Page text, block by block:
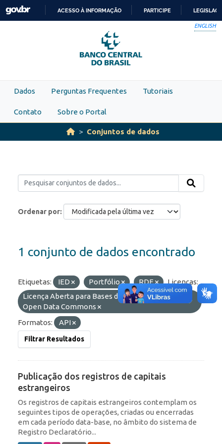
Skip to main content
PARA
O
CONTEÚDO
ACESSO À INFORMAÇÃO PARTICIPE
ENGLISH
Dados Perguntas Frequentes Tutoriais
Contato Sobre o Portal
Conjuntos de dados
Ordenar por
1 conjunto de dados encontrado
Etiquetas: IED Portfólio RDE
Licenças:
Licença Aberta para Bases de Dados (ODbL) do
Open Data Commons
Formatos:
API
Filtrar Resultados
Publicação dos registros de capitais
estrangeiros
Os registros de capitais estrangeiros contemplam os
seguintes tipos de operações, criadas ou encerradas
em cada período data-base, no âmbito do sistema de
Registro Declaratório...